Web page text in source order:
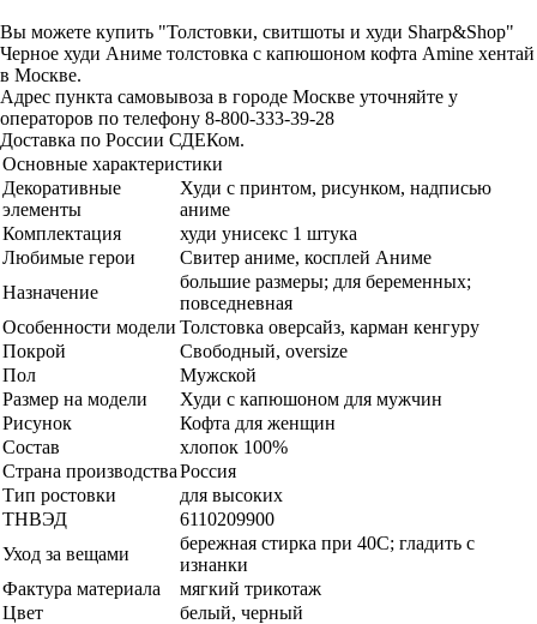
Вы можете купить "Толстовки, свитшоты и худи Sharp&Shop"
Черное худи Аниме толстовка с капюшоном кофта Amine хентай
в Москве.
Адрес пункта самовывоза в городе Москве уточняйте у
операторов по телефону 8-800-333-39-28
Доставка по России СДЕКом.
Основные характеристики
Декоративные
элементы
Худи с принтом, рисунком, надписью
аниме
Комплектация
худи унисекс 1 штука
Любимые герои
Свитер аниме, косплей Аниме
Назначение
большие размеры; для беременных;
повседневная
Особенности модели Толстовка оверсайз, карман кенгуру
Покрой
Свободный, oversize
Пол
Мужской
Размер на модели
Худи с капюшоном для мужчин
Рисунок
Кофта для женщин
Состав
хлопок 100%
Страна производстваРоссия
Тип ростовки
для высоких
ТНВЭД
6110209900
Уход за вещами
бережная стирка при 40С; гладить с
изнанки
Фактура материала
мягкий трикотаж
Цвет
белый, черный